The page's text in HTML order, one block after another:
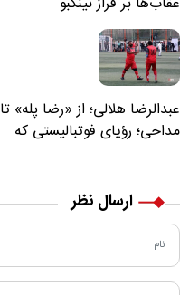
عبدالرضا هلالی؛ از «رضا پله» تا
مداحی؛ رؤیای فوتبالیستی که
ارسال نظر